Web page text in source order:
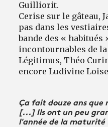
Guilliorit.
Cerise sur le gâteau,
pas dans les
bande des « habitués
incontournables de
Légitimus, Théo
encore Ludivine
Ça fait douze ans que
[...] Ils ont un peu
l'année de la maturité